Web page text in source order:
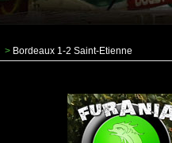
> Bordeaux 1-2 Saint-Etienne